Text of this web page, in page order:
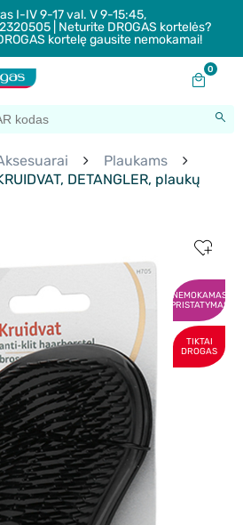
I-IV 9-17 val. V 9-15:45,
| Neturite DROGAS kortelės?
kortelę gausite nemokamai!
0
Plaukams
DETANGLER, plaukų
NEMOKAMAS
PRISTATYMAS
TIKTAI
DROGAS